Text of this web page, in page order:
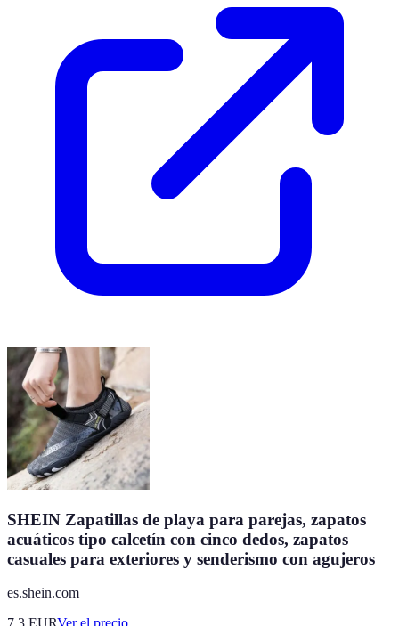
SHEIN Zapatillas de playa para parejas, zapatos
acuáticos tipo calcetín con cinco dedos, zapatos
casuales para exteriores y senderismo con agujeros
es.shein.com